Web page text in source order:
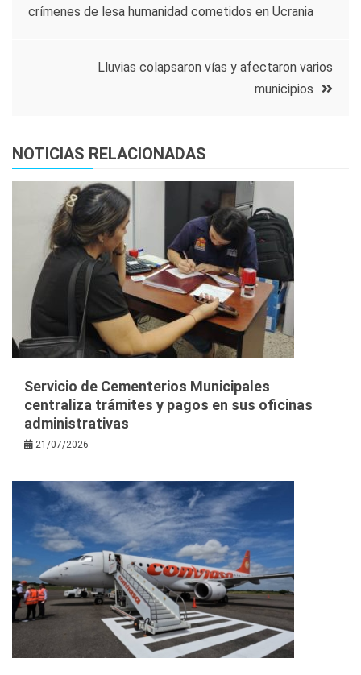
entradas
crímenes de lesa humanidad cometidos en Ucrania
Lluvias colapsaron vías y afectaron varios
municipios
NOTICIAS RELACIONADAS
Servicio de Cementerios Municipales
centraliza trámites y pagos en sus oficinas
administrativas
21/07/2026